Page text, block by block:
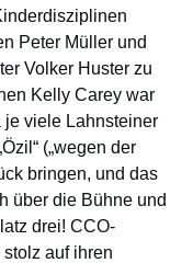
Peter Müller und
Volker Huster zu
Kelly Carey war
je viele Lahnsteiner
(„wegen der
bringen, und das
über die Bühne und
drei! CCO-
auf ihren